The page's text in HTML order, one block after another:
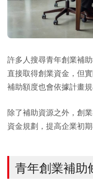
許多人搜尋青年創業補
直接取得創業資金，但
補助額度也會依據計畫
除了補助資源之外，創
資金規劃，提高企業初期
青年創業補助